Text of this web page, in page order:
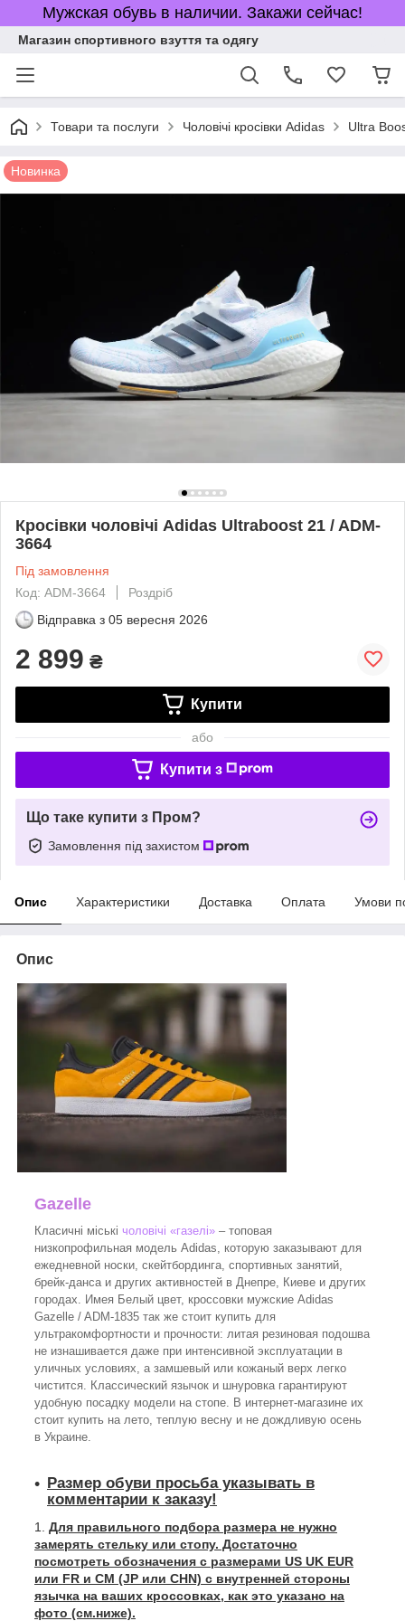
Мужская обувь в наличии. Закажи сейчас!
Магазин спортивного взуття та одягу
Товари та послуги Чоловічі кросівки Adidas Ultra
Новинка
Кросівки чоловічі Adidas Ultraboost 21 / ADM-
3664
Під замовлення
Код: ADM-3664
Роздріб
Відправка з 05 вересня 2026
2 899 ₴
Купити
або
Купити з
Що таке купити з Пром?
Замовлення під захистом
Опис Характеристики Доставка Оплата Умови
Опис
Gazelle
Класичні міські чоловічі «газелі» – топовая
низкопрофильная модель Adidas, которую заказывают для
ежедневной носки, скейтбординга, спортивных занятий,
брейк-данса и других активностей в Днепре, Киеве и других
городах. Имея Белый цвет, кроссовки мужские Adidas
Gazelle / ADM-1835 так же стоит купить для
ультракомфортности и прочности: литая резиновая подошва
не изнашивается даже при интенсивной эксплуатации в
уличных условиях, а замшевый или кожаный верх легко
чистится. Классический язычок и шнуровка гарантируют
удобную посадку модели на стопе. В интернет-магазине их
стоит купить на лето, теплую весну и не дождливую осень
в Украине.
Размер обуви просьба указывать в
комментарии к заказу!
Для правильного подбора размера не нужно
замерять стельку или стопу. Достаточно
посмотреть обозначения с размерами US UK EUR
или FR и СМ (JP или CHN) с внутренней стороны
язычка на ваших кроссовках, как это указано на
фото (см.ниже).